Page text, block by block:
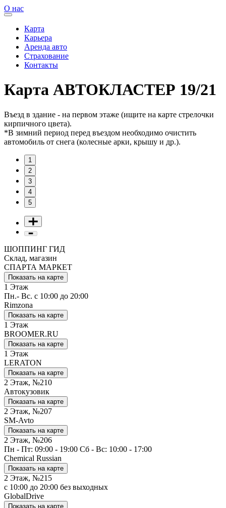
О нас
Карта
Карьера
Аренда авто
Страхование
Контакты
Карта АВТОКЛАСТЕР 19/21
Въезд в здание - на первом этаже (ищите на карте стрелочки
кирпичного цвета).
*В зимний период перед въездом необходимо очистить
автомобиль от снега (колесные арки, крышу и др.).
1
2
3
4
5
ШОППИНГ ГИД
Склад, магазин
СПАРТА МАРКЕТ
Показать на карте
1 Этаж
Пн.- Вс. с 10:00 до 20:00
Rimzona
Показать на карте
1 Этаж
BROOMER.RU
Показать на карте
1 Этаж
LERATON
Показать на карте
2 Этаж, №210
Автокузовик
Показать на карте
2 Этаж, №207
SM-Avto
Показать на карте
2 Этаж, №206
Пн - Пт: 09:00 - 19:00 Сб - Вс: 10:00 - 17:00
Chemical Russian
Показать на карте
2 Этаж, №215
c 10:00 до 20:00 без выходных
GlobalDrive
Показать на карте